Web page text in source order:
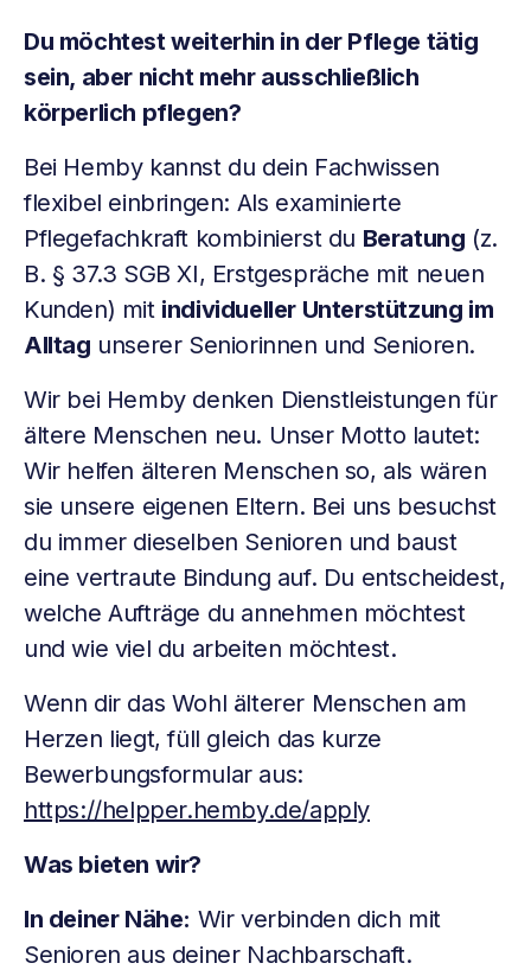
Du möchtest weiterhin in der Pflege tätig
sein, aber nicht mehr ausschließlich
körperlich pflegen?
Bei Hemby kannst du dein Fachwissen
flexibel einbringen: Als examinierte
Pflegefachkraft kombinierst du Beratung (z.
B. § 37.3 SGB XI, Erstgespräche mit neuen
Kunden) mit individueller Unterstützung im
Alltag unserer Seniorinnen und Senioren.
Wir bei Hemby denken Dienstleistungen für
ältere Menschen neu. Unser Motto lautet:
Wir helfen älteren Menschen so, als wären
sie unsere eigenen Eltern. Bei uns besuchst
du immer dieselben Senioren und baust
eine vertraute Bindung auf. Du entscheidest,
welche Aufträge du annehmen möchtest
und wie viel du arbeiten möchtest.
Wenn dir das Wohl älterer Menschen am
Herzen liegt, füll gleich das kurze
Bewerbungsformular aus:
https://helpper.hemby.de/apply
Was bieten wir?
In deiner Nähe: Wir verbinden dich mit
Senioren aus deiner Nachbarschaft.